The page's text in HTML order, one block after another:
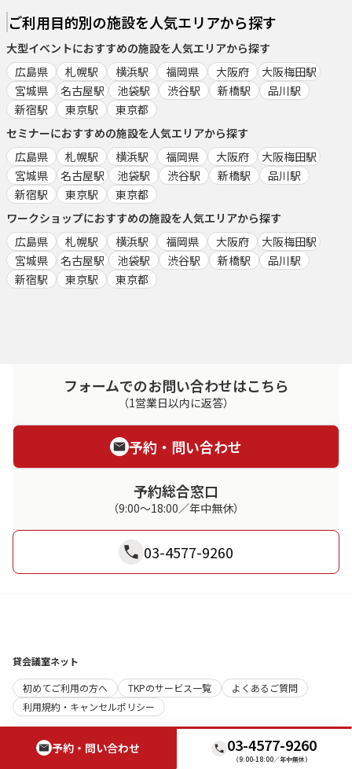
ご利用目的別の施設を人気エリアから探す
大型イベントにおすすめの施設を人気エリアから探す
広島県
札幌駅 横浜駅 福岡県 大阪府
大阪梅田駅
宮城県
名古屋駅 池袋駅 渋谷駅 新橋駅
品川駅
新宿駅
東京駅
東京都
セミナーにおすすめの施設を人気エリアから探す
広島県
札幌駅 横浜駅 福岡県 大阪府
大阪梅田駅
宮城県
名古屋駅 池袋駅 渋谷駅 新橋駅
品川駅
新宿駅
東京駅
東京都
ワークショップにおすすめの施設を人気エリアから探す
広島県
札幌駅 横浜駅 福岡県 大阪府
大阪梅田駅
宮城県
名古屋駅 池袋駅 渋谷駅 新橋駅
品川駅
新宿駅
東京駅 東京都
フォームでのお問い合わせはこちら
（1営業日以内に返答）
予約・問い合わせ
予約総合窓口
（9:00～18:00／年中無休）
03-4577-9260
予約・問い合わせ 03-4577-9260
（9:00-18:00／年中無休）
貸会議室ネット
初めてご利用の方へ
TKPのサービス一覧
よくあるご質問
利用規約・キャンセルポリシー
条件から探す